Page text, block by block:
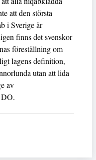
att den största
i Sverige är
finns det svenskor
föreställning om
lagens definition,
utan att lida
av